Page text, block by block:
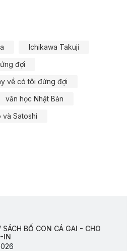
Ichikawa Takuji
đợi
về có tôi đứng đợi
văn học Nhật Bản
và Satoshi
SÁCH BỐ CON CÁ GAI - CHO
IN